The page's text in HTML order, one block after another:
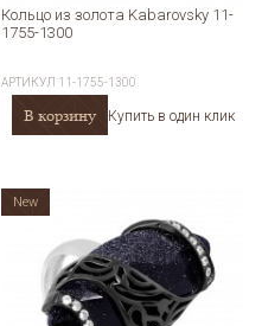
Кольцо из золота Kabarovsky 11-
1755-1300
АРТИКУЛ 11-1755-1300
В корзину Купить в один клик
New